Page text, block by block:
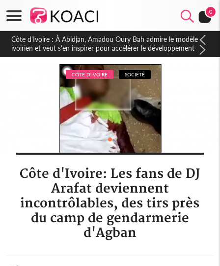
0
Côte d'Ivoire : À Abidjan, Amadou Oury Bah admire le modèle
ivoirien et veut s'en inspirer pour accélérer le développement
de la Guinée
CÔTE D'IVOIRE SOCIÉTÉ
Côte d'Ivoire: Les fans de DJ
Arafat deviennent
incontrôlables, des tirs près
du camp de gendarmerie
d'Agban